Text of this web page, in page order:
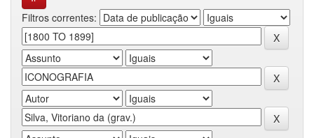
Filtros correntes: